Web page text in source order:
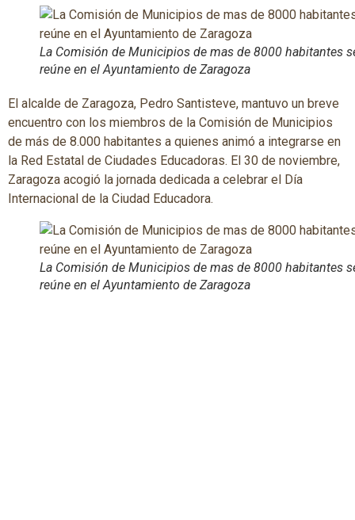
La Comisión de Municipios de mas de 8000 habitantes
reúne en el Ayuntamiento de Zaragoza
El alcalde de Zaragoza, Pedro Santisteve, mantuvo un breve
encuentro con los miembros de la Comisión de Municipios
de más de 8.000 habitantes a quienes animó a integrarse en
la Red Estatal de Ciudades Educadoras. El 30 de noviembre,
Zaragoza acogió la jornada dedicada a celebrar el Día
Internacional de la Ciudad Educadora.
La Comisión de Municipios de mas de 8000 habitantes
reúne en el Ayuntamiento de Zaragoza